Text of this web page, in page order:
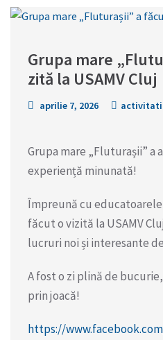
Grupa mare
zită la USAMV Cluj
aprilie 7, 2026 activitati
Grupa mare „Fluturașii” a
experiență minunată!
Împreună cu
făcut o vizită la USAMV
lucruri noi și interesante
A fost o zi plină de
prin joacă!
https://